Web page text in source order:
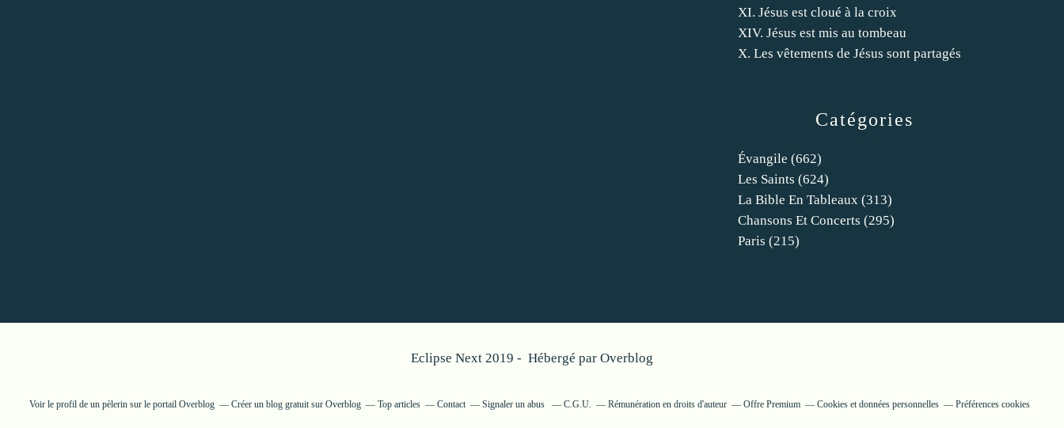
Catégories
Évangile (662)
Les Saints (624)
La Bible En Tableaux (313)
Chansons Et Concerts (295)
Paris (215)
XI. Jésus est cloué à la croix
XIV. Jésus est mis au tombeau
X. Les vêtements de Jésus sont partagés
Eclipse Next 2019 - Hébergé par Overblog
Voir le profil de un pèlerin sur le portail Overblog Créer un blog gratuit sur Overblog Top articles Contact Signaler un abus C.G.U. Rémunération en droits d'auteur Offre Premium Cookies et données personnelles Préférences cookies